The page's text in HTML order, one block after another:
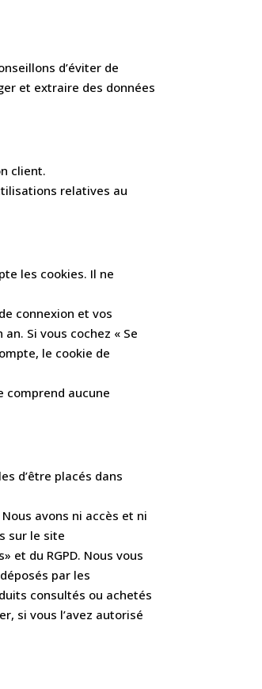
d’éviter de
et extraire des données
client.
relatives au
les cookies. Il ne
connexion et vos
Si vous cochez « Se
le cookie de
comprend aucune
d’être placés dans
avons ni accès et ni
sur le site
du RGPD. Nous vous
par les
consultés ou achetés
si vous l’avez autorisé